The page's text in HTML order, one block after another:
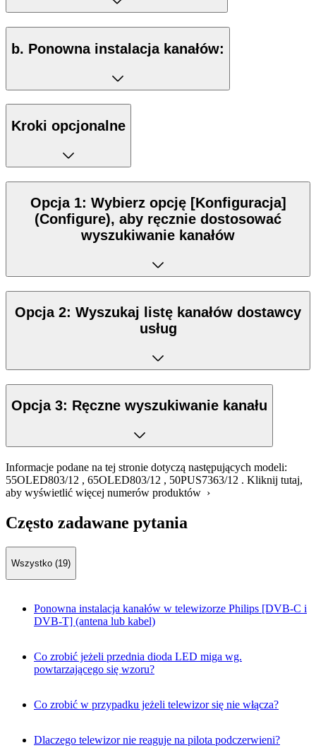
b. Ponowna instalacja kanałów:
Kroki opcjonalne
Opcja 1: Wybierz opcję [Konfiguracja]
(Configure), aby ręcznie dostosować
wyszukiwanie kanałów
Opcja 2: Wyszukaj listę kanałów dostawcy
usług
Opcja 3: Ręczne wyszukiwanie kanału
Informacje podane na tej stronie dotyczą następujących modeli:
55OLED803/12 , 65OLED803/12 , 50PUS7363/12 . Kliknij tutaj,
aby wyświetlić więcej numerów produktów ›
Często zadawane pytania
Wszystko (19)
Ponowna instalacja kanałów w telewizorze Philips [DVB-C i
DVB-T] (antena lub kabel)
Co zrobić jeżeli przednia dioda LED miga wg.
powtarzającego się wzoru?
Co zrobić w przypadku jeżeli telewizor się nie włącza?
Dlaczego telewizor nie reaguje na pilota podczerwieni?